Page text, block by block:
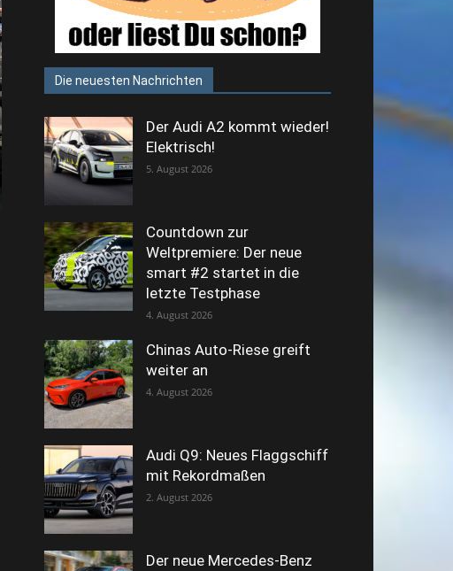
Die neuesten Nachrichten
Der Audi A2 kommt wieder!
Elektrisch!
5. August 2026
Countdown zur
Weltpremiere: Der neue
smart #2 startet in die
letzte Testphase
4. August 2026
Chinas Auto-Riese greift
weiter an
4. August 2026
Audi Q9: Neues Flaggschiff
mit Rekordmaßen
2. August 2026
Der neue Mercedes-Benz